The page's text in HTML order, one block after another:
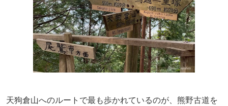
天狗倉山へのルートで最も歩かれているのが、熊野古道を